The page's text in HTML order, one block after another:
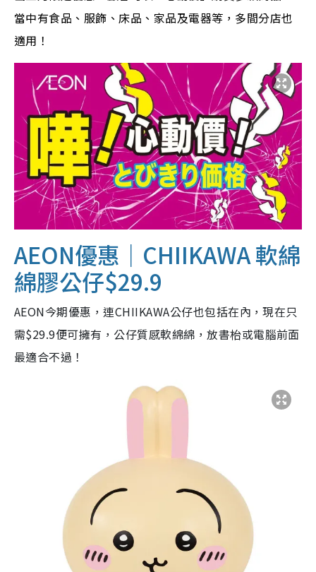
當中有食品、服飾、床品、家品及電器等，多間分店也
適用！
AEON優惠｜CHIIKAWA 軟綿
綿膠公仔$29.9
AEON今期優惠，連CHIIKAWA公仔也包括在內，現在只
需$29.9便可擁有，公仔質感軟綿綿，放書枱或電腦前面
最適合不過！